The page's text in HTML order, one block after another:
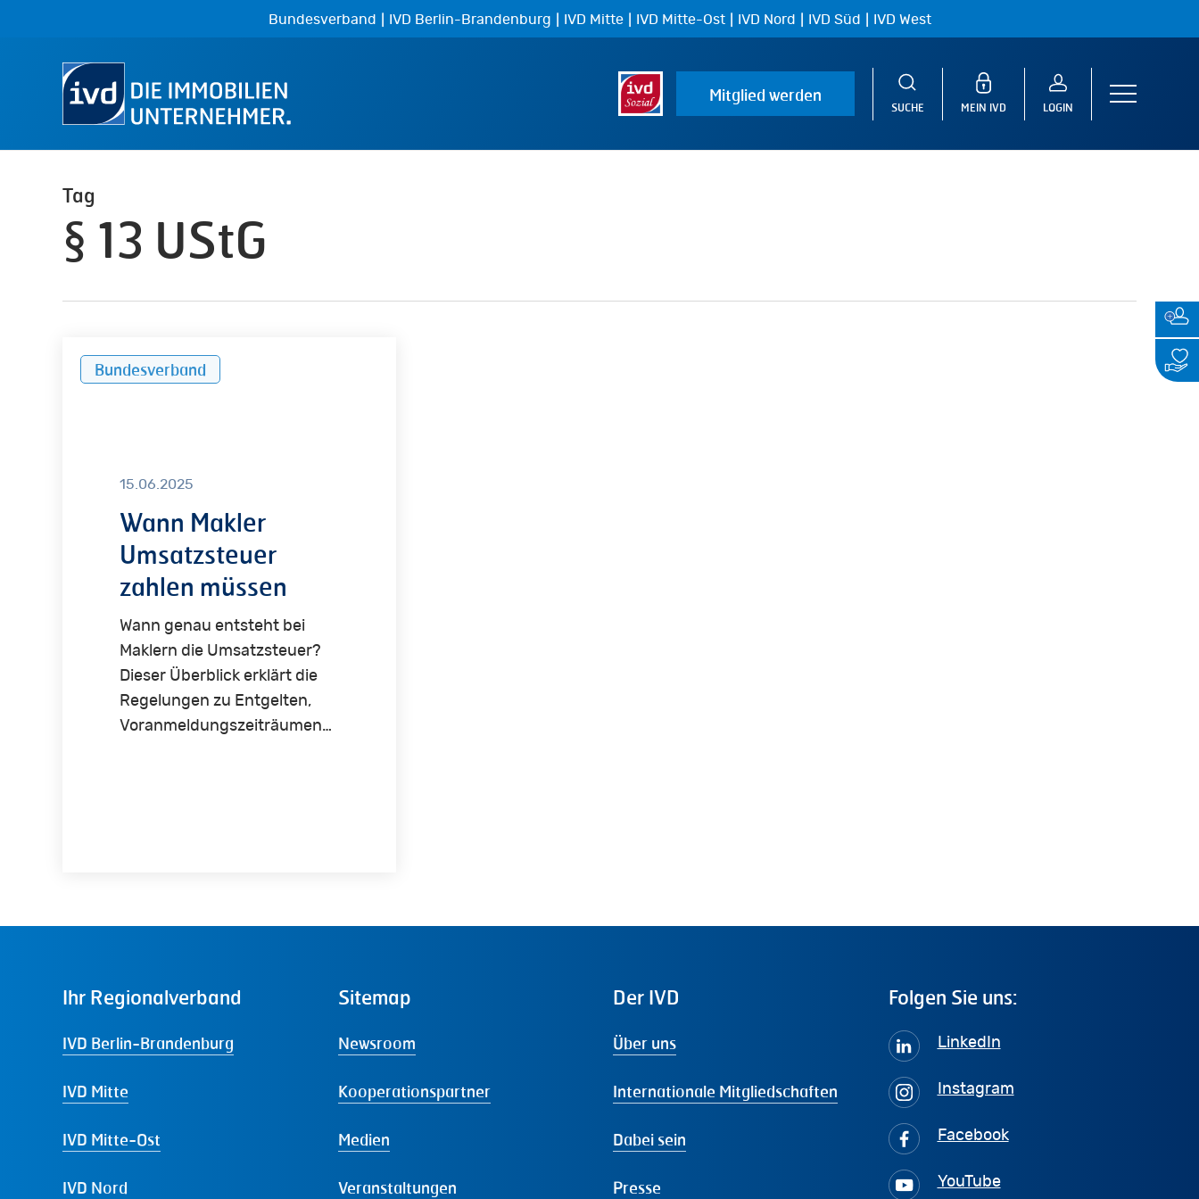
Bundesverband | IVD Berlin-Brandenburg | IVD Mitte | IVD Mitte-Ost | IVD Nord | IVD Süd | IVD West
Mitglied werden
SUCHE MEIN IVD LOGIN
Menu
Tag
§ 13 UStG
MaklerBundesverband
15.06.2025
Wann Makler
Umsatzsteuer
zahlen müssen
Wann genau entsteht bei
Maklern die Umsatzsteuer?
Dieser Überblick erklärt die
Regelungen zu Entgelten,
Voranmeldungszeiträumen…
Ihr Regionalverband
IVD Berlin-Brandenburg
IVD Mitte
IVD Mitte-Ost
IVD Nord
Sitemap
Newsroom
Kooperationspartner
Medien
Veranstaltungen
Der IVD
Über uns
Internationale Mitgliedschaften
Dabei sein
Presse
Folgen Sie uns:
LinkedIn
Instagram
Facebook
YouTube